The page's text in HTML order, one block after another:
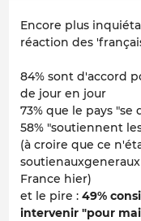
Encore plus
réaction des
84% sont d'accord
de jour en jour
73% que le pays "se
58% "soutiennent
(à croire que ce
France hier)
et le pire : 49%
intervenir "pour